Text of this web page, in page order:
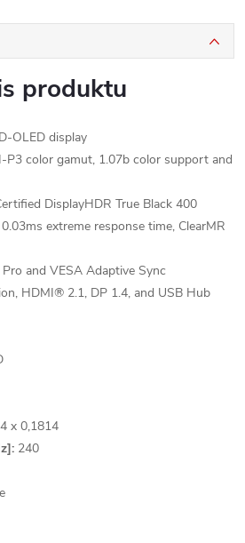
produktu
OLED display
P3 color gamut, 1.07b color support and
DisplayHDR True Black 400
extreme response time, ClearMR
and VESA Adaptive Sync
HDMI® 2.1, DP 1.4, and USB Hub
x 0,1814
240